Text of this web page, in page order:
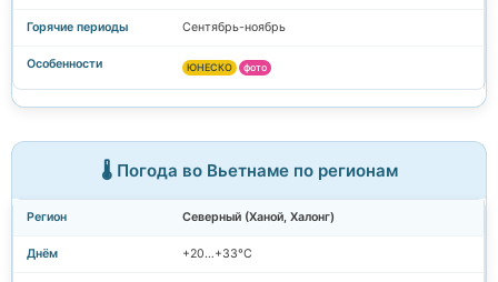
Сентябрь-ноябрь
ЮНЕСКО фото
🌡️ Погода во Вьетнаме по регионам
Северный (Ханой, Халонг)
+20…+33°C